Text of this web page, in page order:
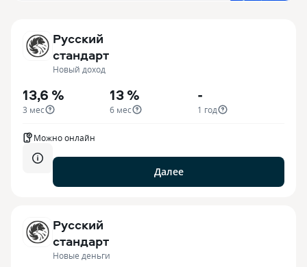
Русский
стандарт
Новый доход
13,6 %
3 мес
13 %
6 мес
-
1 год
Можно онлайн
Далее
Русский
стандарт
Новые деньги